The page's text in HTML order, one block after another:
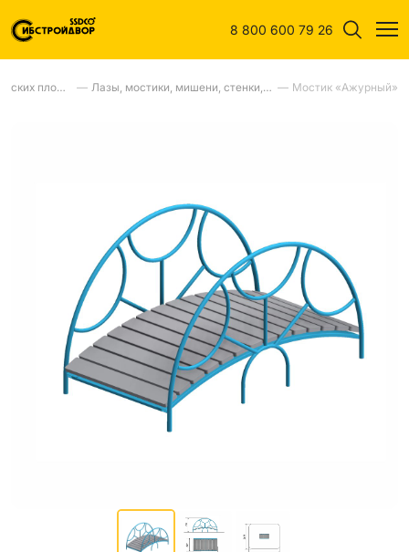
8 800 600 79 26
Оборудование для детских площадок — Лазы, мостики, мишени, стенки, ступени — Мостик «Ажурный»